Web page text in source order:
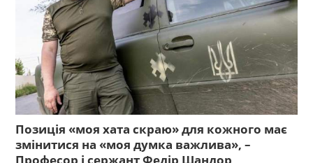
Позиція «моя хата скраю» для кожного має
змінитися на «моя думка важлива», –